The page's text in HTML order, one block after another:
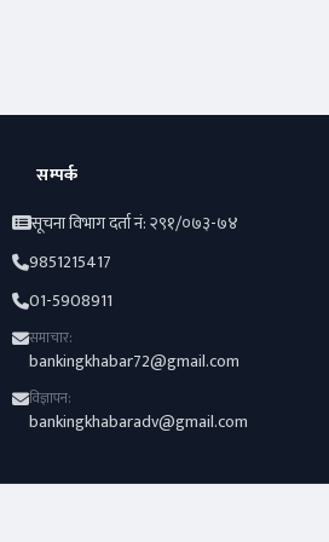
सम्पर्क
सूचना विभाग दर्ता नं: २९१/०७३-७४
9851215417
01-5908911
समाचार:
bankingkhabar72@gmail.com
विज्ञापन:
bankingkhabaradv@gmail.com